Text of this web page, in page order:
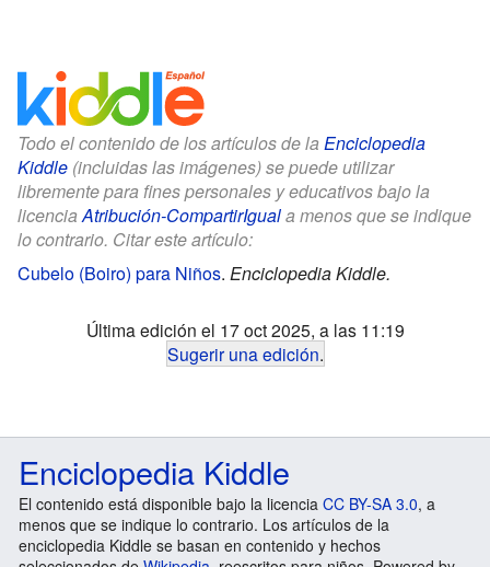
Todo el contenido de los artículos de la Enciclopedia
Kiddle (incluidas las imágenes) se puede utilizar
libremente para fines personales y educativos bajo la
licencia Atribución-CompartirIguala menos que se indique
lo contrario. Citar este artículo:
Cubelo (Boiro) para Niños. Enciclopedia Kiddle.
Última edición el 17 oct 2025, a las 11:19
Sugerir una edición.
Enciclopedia Kiddle
El contenido está disponible bajo la licencia CC BY-SA 3.0, a
menos que se indique lo contrario. Los artículos de la
enciclopedia Kiddle se basan en contenido y hechos